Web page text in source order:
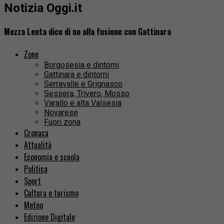
Notizia Oggi.it
Mezza Lenta dice di no alla fusione con Gattinara
Zone
Borgosesia e dintorni
Gattinara e dintorni
Serravalle e Grignasco
Sessera, Trivero, Mosso
Varallo e alta Valsesia
Novarese
Fuori zona
Cronaca
Attualità
Economia e scuola
Politica
Sport
Cultura e turismo
Meteo
Edizione Digitale